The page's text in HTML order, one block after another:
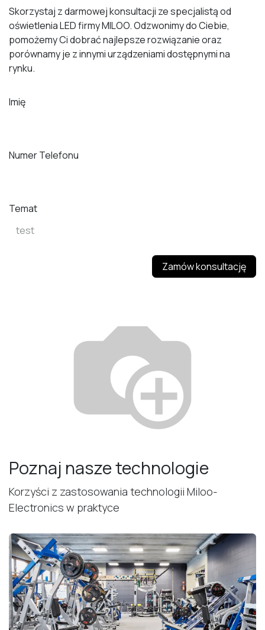
Skorzystaj z darmowej konsultacji ze specjalistą od
oświetlenia LED firmy MILOO. Odzwonimy do Ciebie,
pomożemy Ci dobrać najlepsze rozwiązanie oraz
porównamy je z innymi urządzeniami dostępnymi na
rynku.
Imię
Numer Telefonu
Temat
Zamów konsultację
Poznaj nasze technologie
Korzyści z zastosowania technologii Miloo-
Electronics w praktyce